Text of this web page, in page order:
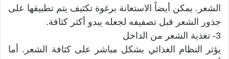
الشعر. يمكن أيضاً الاستعانة برغوة تكثيف يتم تطبيقها على
جذور الشعر قبل تصفيفه لجعله يبدو أكثر كثافة.
3- تغذية الشعر من الداخل
يؤثر النظام الغذائي بشكل مباشر على كثافة الشعر. أما